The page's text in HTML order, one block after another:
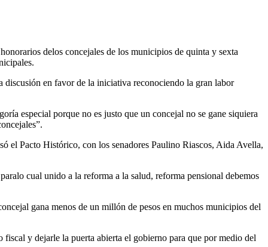
delos concejales de los municipios de quinta y sexta
discusión en favor de la iniciativa reconociendo la gran labor
especial porque no es justo que un concejal no se gane siquiera
el Pacto Histórico, con los senadores Paulino Riascos, Aida Avella,
cual unido a la reforma a la salud, reforma pensional debemos
gana menos de un millón de pesos en muchos municipios del
y dejarle la puerta abierta el gobierno para que por medio del